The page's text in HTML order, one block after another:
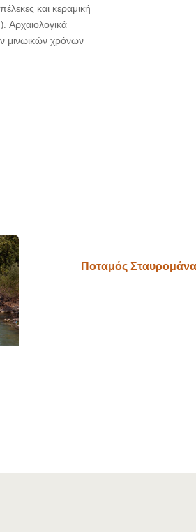
και κεραμική
Αρχαιολογικά
μινωικών χρόνων
Ποταμός Σταυρομάνα